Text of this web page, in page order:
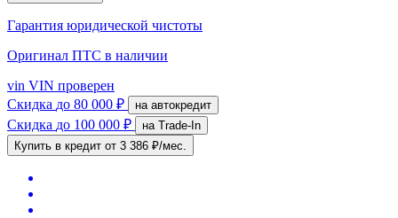
Гарантия юридической чистоты
Оригинал ПТС в наличии
vin VIN проверен
Скидка до 80 000 ₽ на автокредит
Скидка до 100 000 ₽
на Trade-In
Купить в кредит от 3 386 ₽/мес.